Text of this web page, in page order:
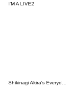
I'M A LIVE2
Shikinagi Akira's Everyday Stickers 2